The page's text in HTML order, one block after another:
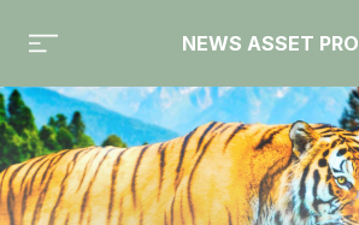
NEWS ASSET PRO
Toute l'actualité sur le tag "Tygrow"